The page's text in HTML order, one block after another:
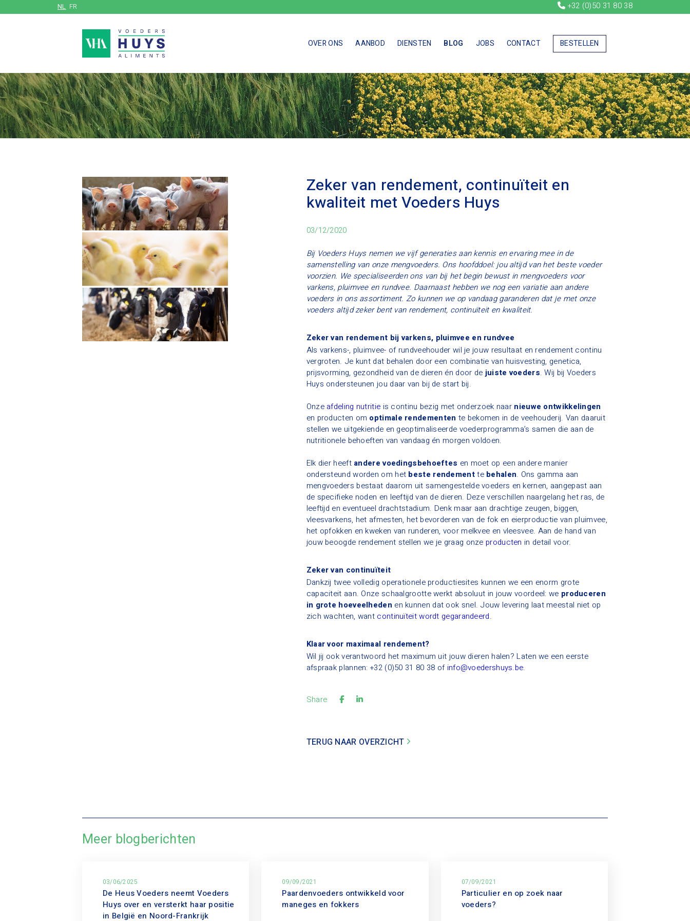
NL FR +32 (0)50 31 80 38
OVER ONS AANBOD DIENSTEN BLOG JOBS CONTACT BESTELLEN
Zeker van rendement, continuïteit en
kwaliteit met Voeders Huys
03/12/2020
Bij Voeders Huys nemen we vijf generaties aan kennis en ervaring mee in de
samenstelling van onze mengvoeders. Ons hoofddoel: jou altijd van het beste voeder
voorzien. We specialiseerden ons van bij het begin bewust in mengvoeders voor
varkens, pluimvee en rundvee. Daarnaast hebben we nog een variatie aan andere
voeders in ons assortiment. Zo kunnen we op vandaag garanderen dat je met onze
voeders altijd zeker bent van rendement, continuïteit en kwaliteit.
Zeker van rendement bij varkens, pluimvee en rundvee
Als varkens-, pluimvee- of rundveehouder wil je jouw resultaat en rendement continu
vergroten. Je kunt dat behalen door een combinatie van huisvesting, genetica,
prijsvorming, gezondheid van de dieren én door de juiste voeders. Wij bij Voeders
Huys ondersteunen jou daar van bij de start bij.
Onze afdeling nutritie is continu bezig met onderzoek naar nieuwe ontwikkelingen
en producten om optimale rendementen te bekomen in de veehouderij. Van daaruit
stellen we uitgekiende en geoptimaliseerde voederprogramma’s samen die aan de
nutritionele behoeften van vandaag én morgen voldoen.
Elk dier heeft andere voedingsbehoeftes en moet op een andere manier
ondersteund worden om het beste rendementte behalen. Ons gamma aan
mengvoeders bestaat daarom uit samengestelde voeders en kernen, aangepast aan
de specifieke noden en leeftijd van de dieren. Deze verschillen naargelang het ras, de
leeftijd en eventueel drachtstadium. Denk maar aan drachtige zeugen, biggen,
vleesvarkens, het afmesten, het bevorderen van de fok en eierproductie van pluimvee,
het opfokken en kweken van runderen, voor melkvee en vleesvee. Aan de hand van
jouw beoogde rendement stellen we je graag onzeproducten in detail voor.
Zeker van continuïteit
Dankzij twee volledig operationele productiesites kunnen we een enorm grote
capaciteit aan. Onze schaalgrootte werkt absoluut in jouw voordeel: we produceren
in grote hoeveelheden en kunnen dat ook snel. Jouw levering laat meestal niet op
zich wachten, want continuïteit wordt gegarandeerd.
Klaar voor maximaal rendement?
Wil jij ook verantwoord het maximum uit jouw dieren halen? Laten we een eerste
afspraak plannen: +32 (0)50 31 80 38 ofinfo@voedershuys.be.
Share
TERUG NAAR OVERZICHT
Meer blogberichten
03/06/2025
De Heus Voeders neemt Voeders
Huys over en versterkt haar positie
in België en Noord-Frankrijk
09/09/2021
Paardenvoeders ontwikkeld voor
maneges en fokkers
07/09/2021
Particulier en op zoek naar
voeders?